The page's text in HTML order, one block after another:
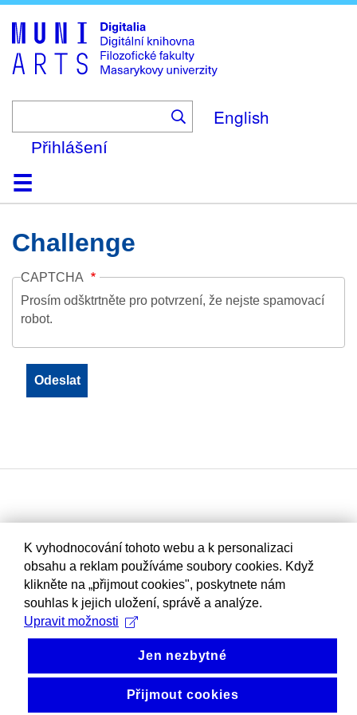
to
main
content
English
Přihlášení
DomůKolekce
Prohlížení
Vyhledávání
O platformě
Nápověda
KontaktDigitalia
Challenge
CAPTCHA
Prosím odšktrtněte pro potvrzení, že nejste spamovací
robot.
K vyhodnocování tohoto webu a k personalizaci
obsahu a reklam používáme soubory cookies. Když
klikněte na „přijmout cookies", poskytnete nám
souhlas k jejich uložení, správě a analýze.
Upravit možnosti
Jen nezbytné
Přijmout cookies